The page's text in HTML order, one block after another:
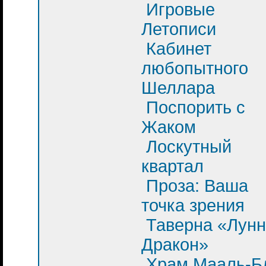
Игровые
Летописи
Кабинет
любопытного
Шеллара
Поспорить с
Жаком
Лоскутный
квартал
Проза: Ваша
точка зрения
Таверна
Дракон»